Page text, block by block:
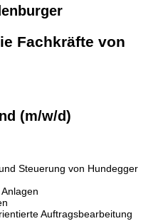
Fachkräfte von
(m/w/d)
Steuerung von Hundegger
Auftragsbearbeitung